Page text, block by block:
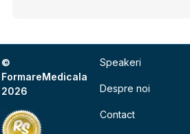
©
FormareMedicala
2026
Speakeri
Despre noi
Contact